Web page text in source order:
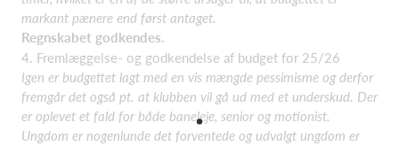
markant pænere end først antaget.
Regnskabet godkendes.
4. Fremlæggelse- og godkendelse af budget for 25/26
Igen er budgettet lagt med en vis mængde pessimisme og derfor
fremgår det også pt. at klubben vil gå ud med et underskud. Der
er oplevet et fald for både baneleje, senior og motionist.
Ungdom er nogenlunde det forventede og udvalgt ungdom er